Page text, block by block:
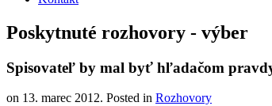
Poskytnuté rozhovory - výber
Spisovateľ by mal byť hľadačom
on 13. marec 2012. Posted in Rozhovory